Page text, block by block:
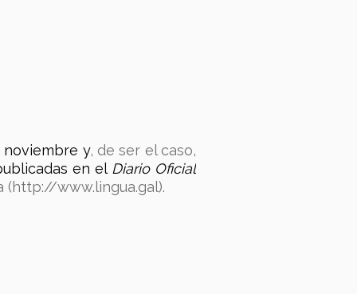
noviembre y, de ser el caso,
en el Diario Oficial
(http://www.lingua.gal).